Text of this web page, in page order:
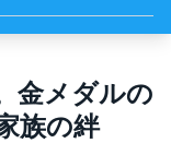
金メダルの
族の絆